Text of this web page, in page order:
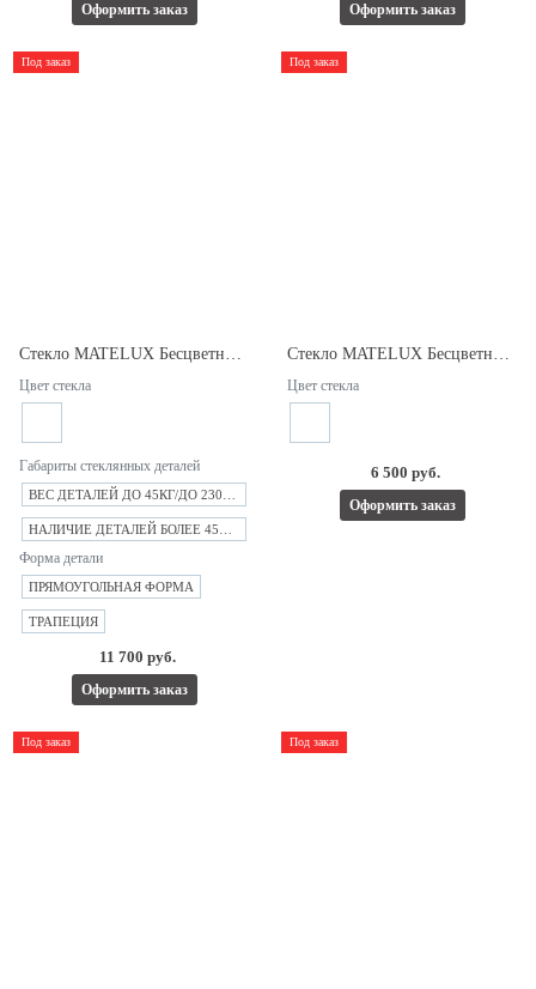
Оформить заказ Оформить заказ
Под заказ
Стекло MATELUX Бесцветное 10мм.
Цвет стекла
Габариты стеклянных деталей
Форма детали
ПРЯМОУГОЛЬНАЯ ФОРМА
ТРАПЕЦИЯ
11 700 руб.
Оформить заказ
Под заказ
Стекло MATELUX Бесцветное 4мм осветленный.
Цвет стекла
6 500 руб.
Оформить заказ
Под заказ Под заказ